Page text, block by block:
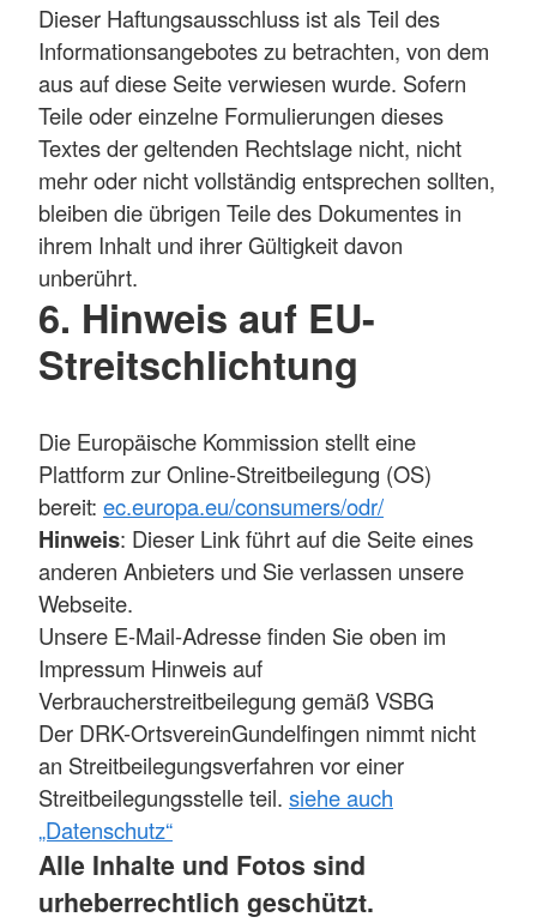
Dieser Haftungsausschluss ist als Teil des
Informationsangebotes zu betrachten, von dem
aus auf diese Seite verwiesen wurde. Sofern
Teile oder einzelne Formulierungen dieses
Textes der geltenden Rechtslage nicht, nicht
mehr oder nicht vollständig entsprechen sollten,
bleiben die übrigen Teile des Dokumentes in
ihrem Inhalt und ihrer Gültigkeit davon
unberührt.
6. Hinweis auf EU-
Streitschlichtung
Die Europäische Kommission stellt eine
Plattform zur Online-Streitbeilegung (OS)
bereit: ec.europa.eu/consumers/odr/
Hinweis: Dieser Link führt auf die Seite eines
anderen Anbieters und Sie verlassen unsere
Webseite.
Unsere E-Mail-Adresse finden Sie oben im
Impressum Hinweis auf
Verbraucherstreitbeilegung gemäß VSBG
Der DRK-OrtsvereinGundelfingen nimmt nicht
an Streitbeilegungsverfahren vor einer
Streitbeilegungsstelle teil. siehe auch
„Datenschutz“
Alle Inhalte und Fotos sind
urheberrechtlich geschützt.